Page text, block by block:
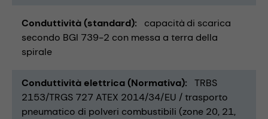
Conduttività (standard)
capacità di scarica
secondo BGI 739-2 con messa a terra della
spirale
Conduttività elettrica (Normativa)
TRBS
2153/TRGS 727 ATEX 2014/34/EU / trasporto
pneumatico di polveri combustibili (zone 20, 21,